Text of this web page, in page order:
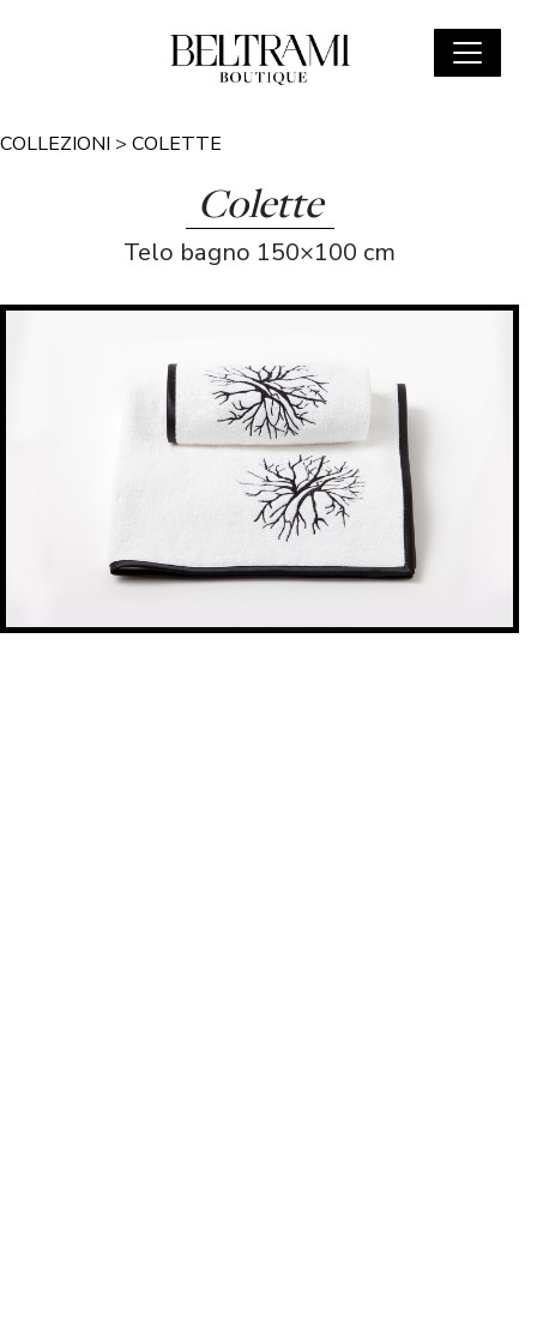
COLLEZIONI > COLETTE
Colette
Telo bagno 150×100 cm